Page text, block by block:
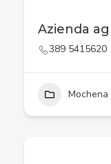
Azienda
389 5415620
Mochena